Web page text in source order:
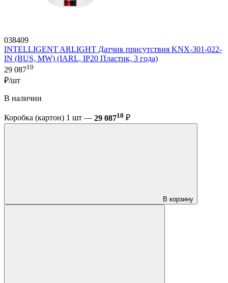
038409
INTELLIGENT ARLIGHT Датчик присутствия KNX-301-022-
IN (BUS, MW) (IARL, IP20 Пластик, 3 года)
29 08710
₽/шт
В наличии
Коробка (картон) 1 шт — 29 08710 ₽
В корзину